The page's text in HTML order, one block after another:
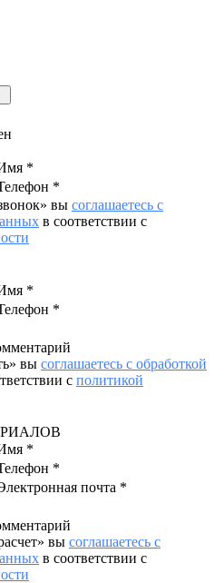
*
*
вы соглашаетесь с
в соответствии с
*
*
вы соглашаетесь с обработкой
с политикой
*
*
почта *
вы соглашаетесь с
в соответствии с